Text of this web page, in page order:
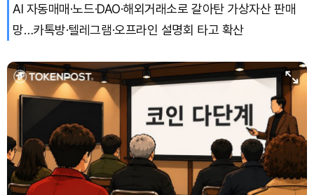
AI 자동매매·노드·DAO·해외거래소로 갈아탄 가상자산 판매
망…카톡방·텔레그램·오프라인 설명회 타고 확산